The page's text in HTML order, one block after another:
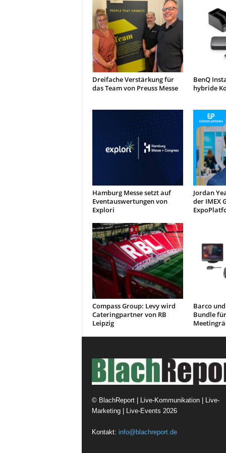
Dreifache Verstärkung für
das Team von Preuss Messe
BenQ
hybride
Hamburg Messe setzt auf
Eventauswertungen von
Explori
Jordan
der IMEX
Compass Group: Levy wird
Cateringpartner von RB
Leipzig
Barco
Bundle
© BlachReport | Live-Kommunikation | Live-
Marketing | Live-Events 2026
Kontakt: info@blachreport.de